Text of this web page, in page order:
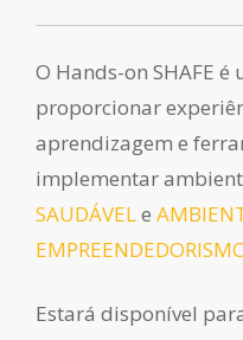
O Hands-on SHAFE é
proporcionar
aprendizagem e
implementar
SAUDÁVELe
Estará disponível